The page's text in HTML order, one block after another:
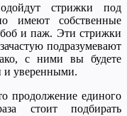
стрижки под
имеют собственные
боб и паж. Эти стрижки
подразумевают
с ними вы будете
и уверенными.
продолжение единого
стоит подбирать